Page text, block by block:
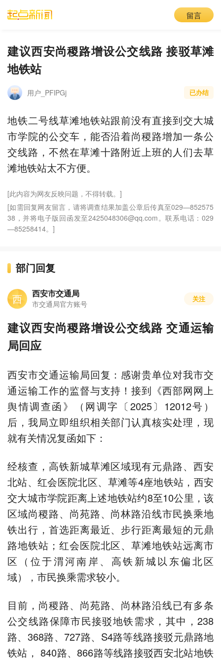
留言
建议西安尚稷路增设公交线路 接驳草滩
地铁站
用户_PFlPGj 已办结
地铁二号线草滩地铁站跟前没有直接到交大城
市学院的公交车，能否沿着尚稷路增加一条公
交线路，不然在草滩十路附近上班的人们去草
滩地铁站太不方便。
[此内容为网友反映问题，不得转载。]
[如需回复网友留言，请将调查结果加盖公章后传真至029—852575
38，并将电子版回函发至2425048306@qq.com。联系电话：029
—85258414。]
部门回复
西 西安市交通局
市交通局官方账号
关注
建议西安尚稷路增设公交线路 交通运输
局回应
西安市交通运输局回复：感谢贵单位对我市交
通运输工作的监督与支持！接到《西部网网上
舆情调查函》（网调字〔2025〕12012号）
后，我局立即组织相关部门认真核实处理，现
就有关情况复函如下：
经核查，高铁新城草滩区域现有元鼎路、西安
北站、红会医院北区、草滩等4座地铁站，西安
交大城市学院距离上述地铁站约8至10公里，该
区域尚稷路、尚苑路、尚林路沿线市民换乘地
铁出行，首选距离最近、步行距离最短的元鼎
路地铁站；红会医院北区、草滩地铁站远离市
区（位于渭河南岸、高铁新城以东偏北区
域），市民换乘需求较小。
目前，尚稷路、尚苑路、尚林路沿线已有多条
公交线路保障市民接驳地铁需求，其中，238
路、368路、727路、S4路等线路接驳元鼎路地
铁站， 840路、866路等线路接驳西安北站地铁